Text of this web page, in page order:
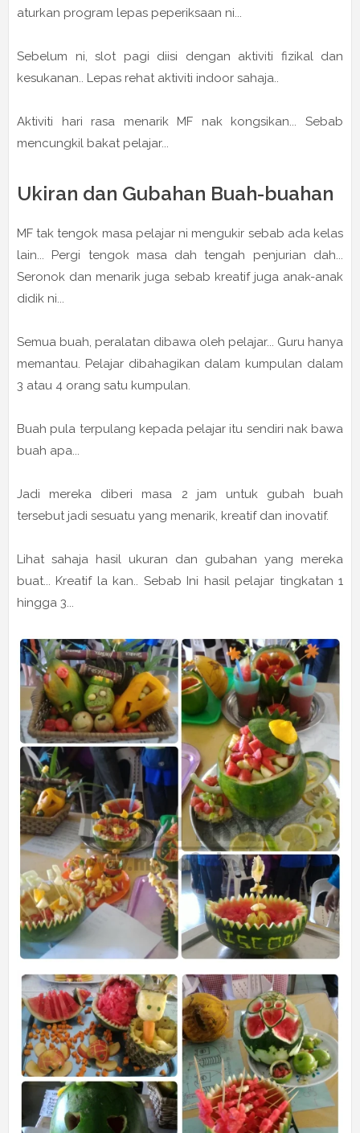
aturkan program lepas peperiksaan ni...
Sebelum ni, slot pagi diisi dengan aktiviti fizikal dan
kesukanan.. Lepas rehat aktiviti indoor sahaja..
Aktiviti hari rasa menarik MF nak kongsikan... Sebab
mencungkil bakat pelajar...
Ukiran dan Gubahan Buah-buahan
MF tak tengok masa pelajar ni mengukir sebab ada kelas
lain... Pergi tengok masa dah tengah penjurian dah...
Seronok dan menarik juga sebab kreatif juga anak-anak
didik ni...
Semua buah, peralatan dibawa oleh pelajar... Guru hanya
memantau. Pelajar dibahagikan dalam kumpulan dalam
3 atau 4 orang satu kumpulan.
Buah pula terpulang kepada pelajar itu sendiri nak bawa
buah apa...
Jadi mereka diberi masa 2 jam untuk gubah buah
tersebut jadi sesuatu yang menarik, kreatif dan inovatif.
Lihat sahaja hasil ukuran dan gubahan yang mereka
buat... Kreatif la kan.. Sebab Ini hasil pelajar tingkatan 1
hingga 3...